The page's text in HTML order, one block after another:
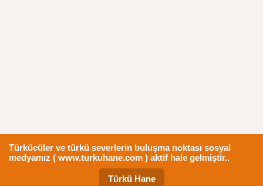
Türkücüler ve türkü severlerin buluşma noktası sosyal
medyamız ( www.turkuhane.com ) aktif hale gelmiştir..
Türkü Hane